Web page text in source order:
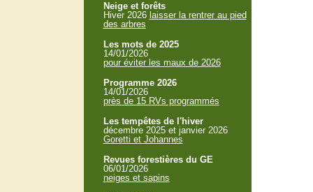
Neige et forêts
Hiver 2026 laisser la rentrer au pied
des arbres
Les mots de 2025
14/01/2026
pour éviter les maux de 2026
Programme 2026
14/01/2026
près de 15 RVs programmés
Les tempêtes de l'hiver
décembre 2025 et janvier 2026
Goretti et Johannes
Revues forestières du GE
06/01/2026
neiges et sapins